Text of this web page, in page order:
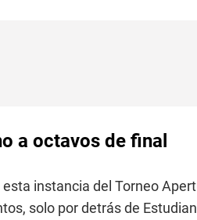
a octavos de final
instancia del Torneo
solo por detrás de